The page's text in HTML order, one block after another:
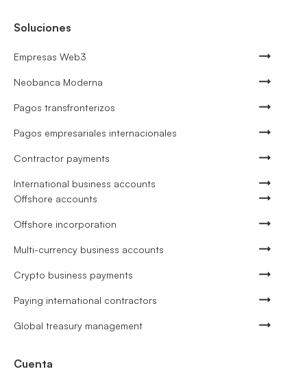
Soluciones
Empresas Web3
Neobanca Moderna
Pagos transfronterizos
Pagos empresariales internacionales
Contractor payments
International business accounts
Offshore accounts
Offshore incorporation
Multi-currency business accounts
Crypto business payments
Paying international contractors
Global treasury management
Cuenta